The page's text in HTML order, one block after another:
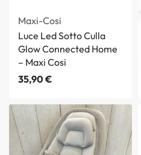
Maxi-Cosi
Luce Led Sotto Culla
Glow Connected Home
– Maxi Cosi
35,90€